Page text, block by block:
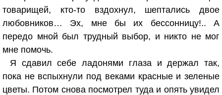
товарищей, кто-то вздохнул, шептались двое
любовников… Эх, мне бы их бессонницу!.. А
передо мной был трудный выбор, и никто не мог
мне помочь.
Я сдавил себе ладонями глаза и держал так,
пока не вспыхнули под веками красные и зеленые
цветы. Потом снова посмотрел туда и опять увидел